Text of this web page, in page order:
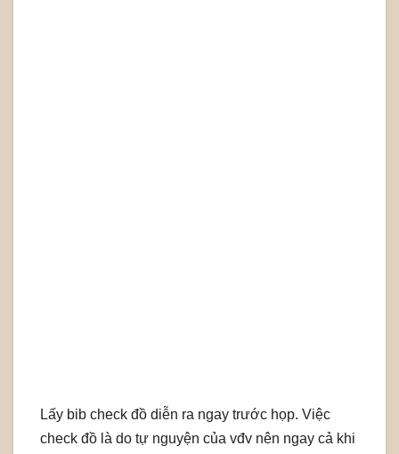
Lấy bib check đồ diễn ra ngay trước họp. Việc
check đồ là do tự nguyện của vđv nên ngay cả khi